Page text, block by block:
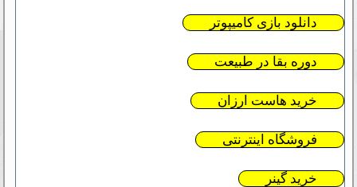
دانلود بازی کامیپوتر
دوره بقا در طبیعت
خرید هاست ارزان
فروشگاه اینترنتی
خرید گینر